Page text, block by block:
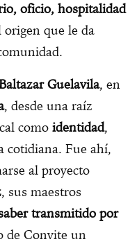
oficio, hospitalidad
origen que le da
Guelavila, en
, desde una raíz
como identidad,
cotidiana. Fue ahí,
al proyecto
, sus maestros
transmitido por
de Convite un